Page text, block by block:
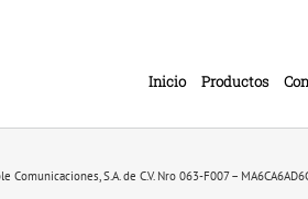
Inicio Productos
Comunicaciones, S.A. de C.V. Nro 063-F007 –